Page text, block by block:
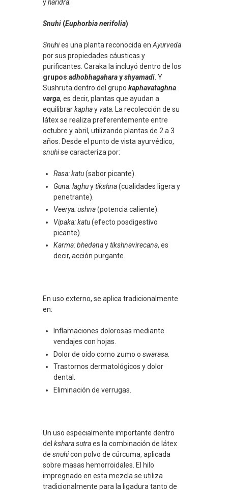
yharidra:
Snuhi (Euphorbia nerifolia)
Snuhies una planta reconocida en Ayurveda
por sus propiedades cáusticas y
purificantes. Caraka la incluyó dentro de los
grupos adhobhagaharayshyamadi . Y
Sushruta dentro del grupo kaphavataghna
varga, es decir, plantas que ayudan a
equilibrarkaphayvata . La recolección de su
látex se realiza preferentemente entre
octubre y abril, utilizando plantas de 2 a 3
años. Desde el punto de vista ayurvédico,
snuhise caracteriza por:
Rasa:katu(sabor picante).
Guna:laghuytikshna(cualidades ligera y
penetrante).
Veerya:ushna(potencia caliente).
Vipaka:katu(efecto posdigestivo
picante).
Karma:bhedanaytikshnavirecana, es
decir, acción purgante.
En uso externo, se aplica tradicionalmente
en:
Inflamaciones dolorosas mediante
vendajes con hojas.
Dolor de oído como zumo o swarasa.
Trastornos dermatológicos y dolor
dental.
Eliminación de verrugas.
Un uso especialmente importante dentro
del kshara sutraes la combinación de látex
de snuhicon polvo de cúrcuma, aplicada
sobre masas hemorroidales. El hilo
impregnado en esta mezcla se utiliza
tradicionalmente para la ligadura tanto de